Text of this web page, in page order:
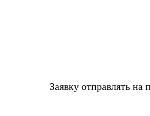
Заявку отправлять на